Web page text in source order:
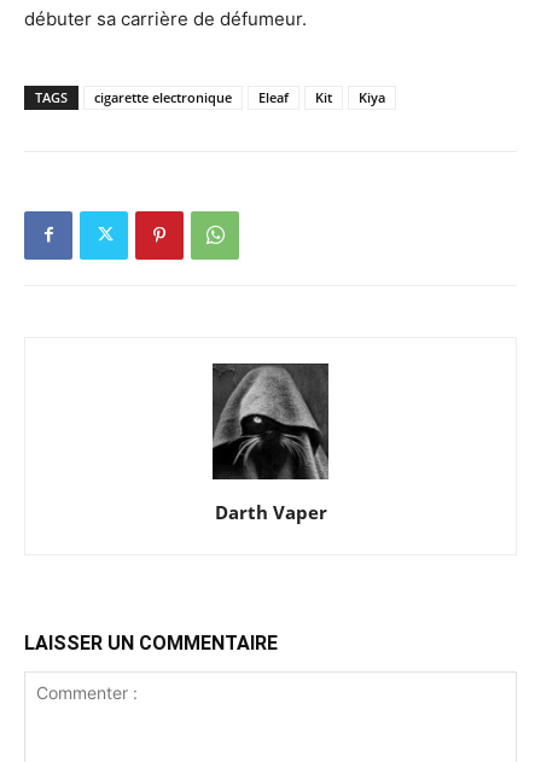
débuter sa carrière de défumeur.
TAGS cigarette electronique Eleaf Kit Kiya
Darth Vaper
LAISSER UN COMMENTAIRE